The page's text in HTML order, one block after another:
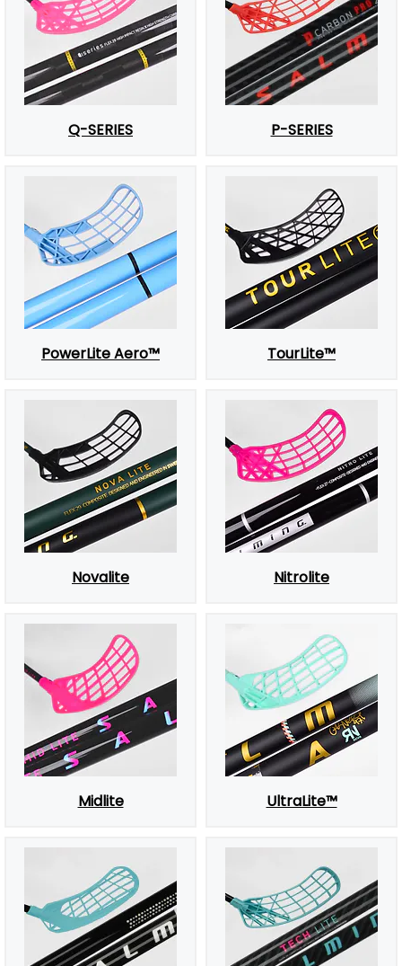
Q-SERIES P-SERIES
PowerLite Aero™ TourLite™
Novalite Nitrolite
Midlite UltraLite™